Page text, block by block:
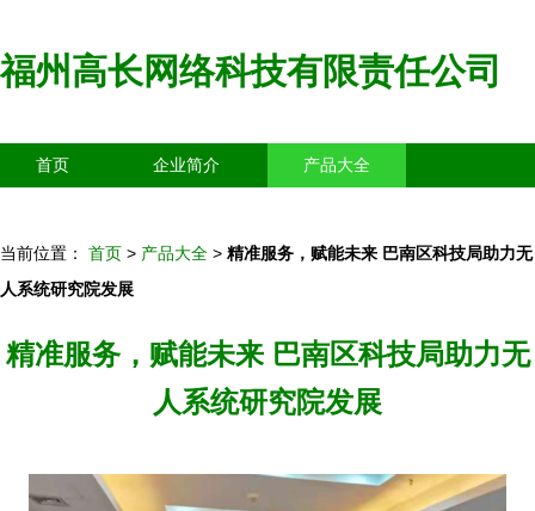
福州高长网络科技有限责任公司
首页 企业简介 产品大全
当前位置： 首页 > 产品大全 > 精准服务，赋能未来 巴南区科技局助力无
人系统研究院发展
精准服务，赋能未来 巴南区科技局助力无
人系统研究院发展